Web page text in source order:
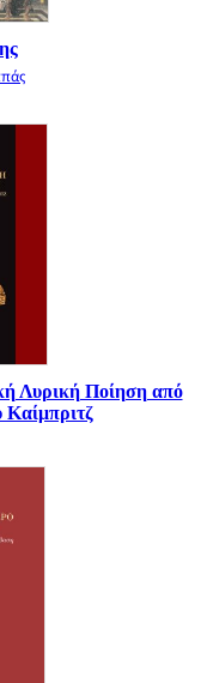
Λυρική Ποίηση από
Καίμπριτζ